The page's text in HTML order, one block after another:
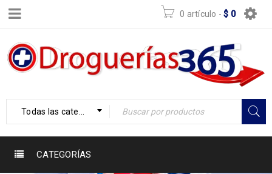
0 artículo - $ 0
Todas las categorías
CATEGORÍAS